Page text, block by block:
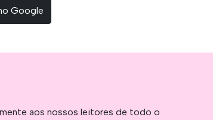
Google
aos nossos leitores de todo o